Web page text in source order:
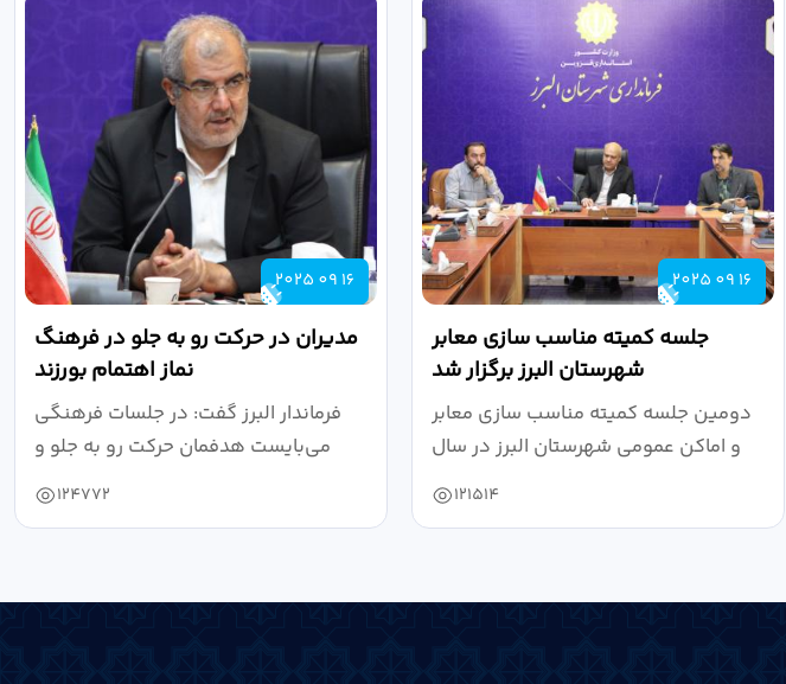
2025 09 16
مدیران در حرکت رو به جلو در فرهنگ
نماز اهتمام بورزند
فرماندار البرز گفت: در جلسات فرهنگی
می‌بایست هدفمان حرکت رو به جلو و
دستیابی...
124772
2025 09 16
جلسه کمیته مناسب سازی معابر
شهرستان البرز برگزار شد
دومین جلسه کمیته مناسب سازی معابر
و اماکن عمومی شهرستان البرز در سال
121514